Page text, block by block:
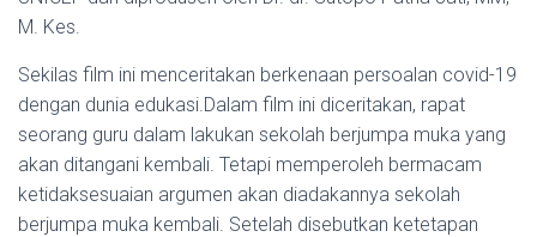
M. Kes.
Sekilas film ini menceritakan berkenaan persoalan covid-19
dengan dunia edukasi.Dalam film ini diceritakan, rapat
seorang guru dalam lakukan sekolah berjumpa muka yang
akan ditangani kembali. Tetapi memperoleh bermacam
ketidaksesuaian argumen akan diadakannya sekolah
berjumpa muka kembali. Setelah disebutkan ketetapan